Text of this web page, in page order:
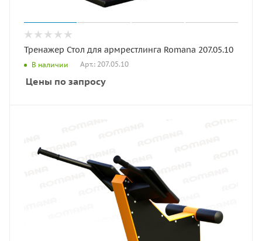
Тренажер Стол для армрестлинга Romana 207.05.10
В наличии Арт.: 207.05.10
Цены по запросу